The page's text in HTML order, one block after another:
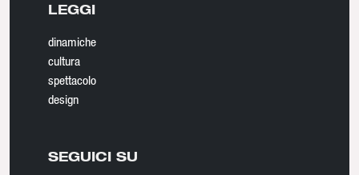
LEGGI
dinamiche
cultura
spettacolo
design
SEGUICI SU